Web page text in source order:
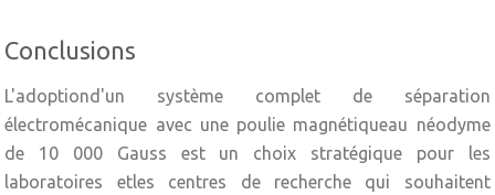
Conclusions
L'adoptiond'un système complet de séparation
électromécanique avec une poulie magnétiqueau néodyme
de 10 000 Gauss est un choix stratégique pour les
laboratoires etles centres de recherche qui souhaitent